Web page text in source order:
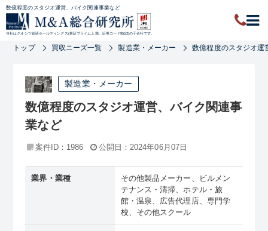
数億程度のスタジオ運営、バイク関連事業など
当社はクオンツ総研ホールディングス(東証プライム上場、証券コード9552)の子会社です。
トップ 買収ニーズ一覧 製造業・メーカー 数億程度のスタジオ運
製造業・メーカー
数億程度のスタジオ運営、バイク関連事
業など
案件ID：1986 公開日：2024年06月07日
業界・業種
その他製品メーカー、ビルメン
テナンス・清掃、ホテル・旅
館・温泉、広告代理店、専門学
校、その他スクール